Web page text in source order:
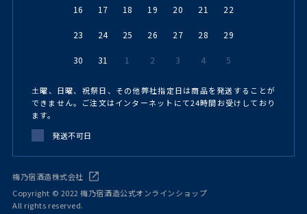
16 17 18 19 20 21 22
23 24 25 26 27 28 29
30 31 1 2 3 4 5
土曜、日曜、祝祭日、その他弊社指定日は商品を発送することが
できません。ご注文はインターネットにて24時間お受けしており
ます。
発送不可日
梅乃宿酒造株式会社
Copyright © 2022 梅乃宿酒造公式オンラインショップ
All rights reserved.